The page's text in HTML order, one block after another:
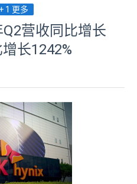
+ 1 更多
营收同比增长
长1242%